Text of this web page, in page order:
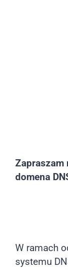
Zapraszam
domena
W ramach
systemu